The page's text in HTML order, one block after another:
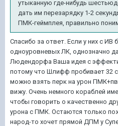
утыканную где-нибудь
дать им перезарядку 1-2
ПМК-геймплея, правильно
Спасибо за ответ. Если у них с ИВ
одноуровневых ЛК, однозначно
Людендорфа Ваша идея с
потому что Шлифф пробивает 32
можно взять перк на урон
вижу. Очень немного кораблей
чтобы говорить о качественно
урона с ПМК. Остаются только
народ-то хочет прямой ДПМ у